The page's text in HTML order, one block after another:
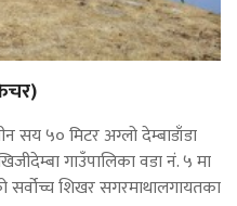
सय ५० मिटर अग्लो देम्बाडाँडा
गाउँपालिका वडा नं. ५ मा
सर्वोच्च शिखर सगरमाथालगायतका